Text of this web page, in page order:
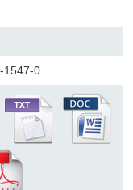
1547-0